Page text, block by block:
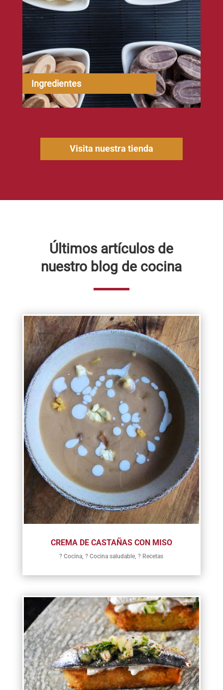
Ingredientes
Visita nuestra tienda
Últimos artículos de
nuestro blog de cocina
CREMA DE CASTAÑAS CON MISO
? Cocina ,? Cocina saludable ,? Recetas